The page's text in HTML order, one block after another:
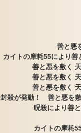
善と悪
カイトの摩耗55により善
善と悪を敷く
善と悪を敷く
善と悪を敷く
封殺が発動！ 善と悪を敷
呪殺により善
カイトの摩耗